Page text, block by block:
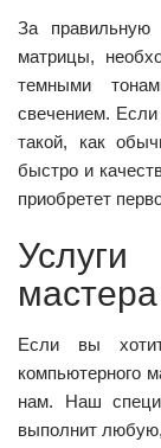
За правильную
матрицы,
темными
свечением. Если
такой, как
быстро и
приобретет
мастера
Если вы
компьютерного
нам. Наш
выполнит